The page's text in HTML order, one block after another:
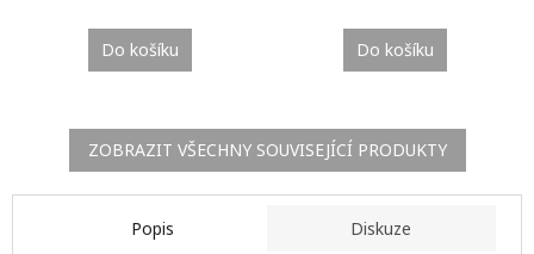
Do košíku Do košíku
ZOBRAZIT VŠECHNY SOUVISEJÍCÍ PRODUKTY
Popis Diskuze